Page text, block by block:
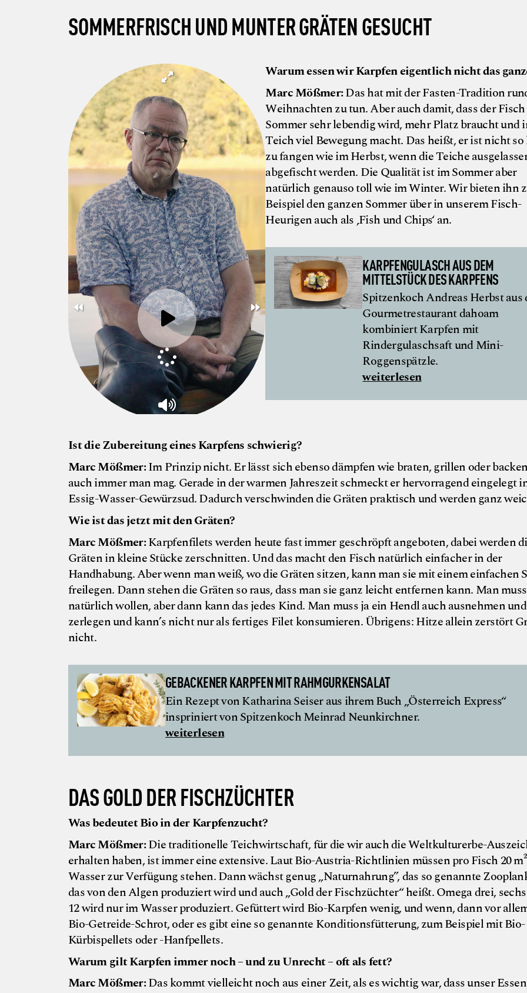
SOMMERFRISCH UND MUNTERGRÄTEN GESUCHT
Warum essen wir Karpfen eigentlich nicht das
Marc Mößmer:Das hat mit der Fasten-Tradition
Weihnachten zu tun. Aber auch damit, dass der
Sommer sehr lebendig wird, mehr Platz braucht und
Teich viel Bewegung macht. Das heißt, er ist nicht
zu fangen wie im Herbst, wenn die Teiche
abgefischt werden. Die Qualität ist im Sommer aber
natürlich genauso toll wie im Winter. Wir bieten ihn
Beispiel den ganzen Sommer über in unserem Fisch-
Heurigen auch als ‚Fish und Chips‘ an.
KARPFENGULASCH AUS DEM
MITTELSTÜCK DES KARPFENS
Spitzenkoch Andreas Herbst aus
Gourmetrestaurant dahoam
kombiniert Karpfen mit
Rindergulaschsaft und Mini-
Roggenspätzle.
weiterlesen
Ist die Zubereitung eines Karpfens schwierig?
Marc Mößmer:Im Prinzip nicht. Er lässt sich ebenso dämpfen wie braten, grillen oder
auch immer man mag. Gerade in der warmen Jahreszeit schmeckt er hervorragend eingelegt
Essig-Wasser-Gewürzsud. Dadurch verschwinden die Gräten praktisch und werden ganz
Wie ist das jetzt mit den Gräten?
Marc Mößmer:Karpfenfilets werden heute fast immer geschröpft angeboten, dabei werden
Gräten in kleine Stücke zerschnitten. Und das macht den Fisch natürlich einfacher in der
Handhabung. Aber wenn man weiß, wo die Gräten sitzen, kann man sie mit einem einfachen
freilegen. Dann stehen die Gräten so raus, dass man sie ganz leicht entfernen kann. Man
natürlich wollen, aber dann kann das jedes Kind. Man muss ja ein Hendl auch ausnehmen und
zerlegen und kann’s nicht nur als fertiges Filet konsumieren. Übrigens: Hitze allein zerstört
nicht.
GEBACKENER KARPFEN MIT RAHMGURKENSALAT
Ein Rezept von Katharina Seiser aus ihrem Buch „Österreich Express“
inspriniert von Spitzenkoch Meinrad Neunkirchner.
weiterlesen
DAS GOLD DER FISCHZÜCHTER
Was bedeutet Bio in der Karpfenzucht?
Marc Mößmer:Die traditionelle Teichwirtschaft, für die wir auch die Weltkulturerbe-
erhalten haben, ist immer eine extensive. Laut Bio-Austria-Richtlinien müssen pro Fisch 20 m²
Wasser zur Verfügung stehen. Dann wächst genug „Naturnahrung”, das so genannte
das von den Algen produziert wird und auch „Gold der Fischzüchter“ heißt. Omega drei,
12 wird nur im Wasser produziert. Gefüttert wird Bio-Karpfen wenig, und wenn, dann vor
Bio-Getreide-Schrot, oder es gibt eine so genannte Konditionsfütterung, zum Beispiel mit Bio-
Kürbispellets oder -Hanfpellets.
Warum gilt Karpfen immer noch – und zu Unrecht – oft als fett?
Marc Mößmer:Das kommt vielleicht noch aus einer Zeit, als es wichtig war, dass unser